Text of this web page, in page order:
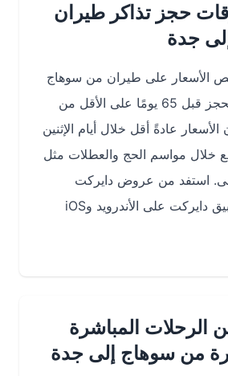
تذاكر طيران
على طيران من سوهاج
إلى جدة، يُنصح بالحجز قبل 65 يومًا على الأقل من
عادةً أقل خلال أيام الإثنين
مواسم الحج والعطلات مثل
من عروض دايركت
الموسمية عبر تطبيق دايركت على الأندرويد وiOS
المباشرة
سوهاج إلى جدة